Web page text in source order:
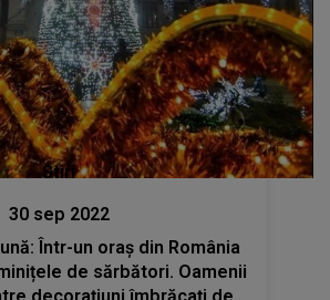
Stiri
30 sep 2022
Într-un oraș din România
de sărbători. Oamenii
decorațiuni îmbrăcați de